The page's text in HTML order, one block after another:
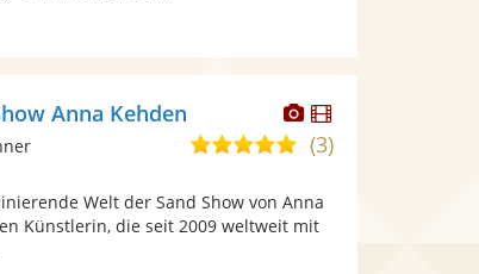
Dieser
Künstler
stellt
bereit.
Dieser
Künstler
Anna Kehden
5,0
5
Sternen
(3)
Welt der Sand Show von Anna
Künstlerin, die seit 2009 weltweit mit